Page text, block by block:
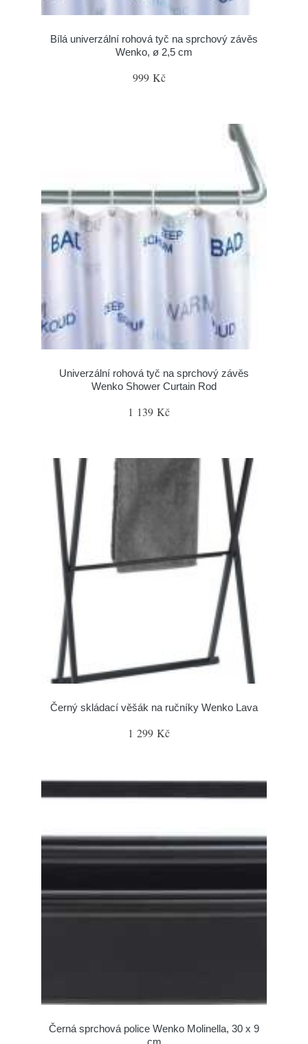
Bílá univerzální rohová tyč na sprchový závěs
Wenko, ø 2,5 cm
999 Kč
Univerzální rohová tyč na sprchový závěs
Wenko Shower Curtain Rod
1 139 Kč
Černý skládací věšák na ručníky Wenko Lava
1 299 Kč
Černá sprchová police Wenko Molinella, 30 x 9
cm